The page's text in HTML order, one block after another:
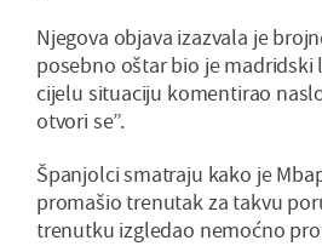
Njegova objava izazvala je
posebno oštar bio je madridski
cijelu situaciju komentirao
otvori se”.
Španjolci smatraju kako je
promašio trenutak za takvu
trenutku izgledao nemoćno